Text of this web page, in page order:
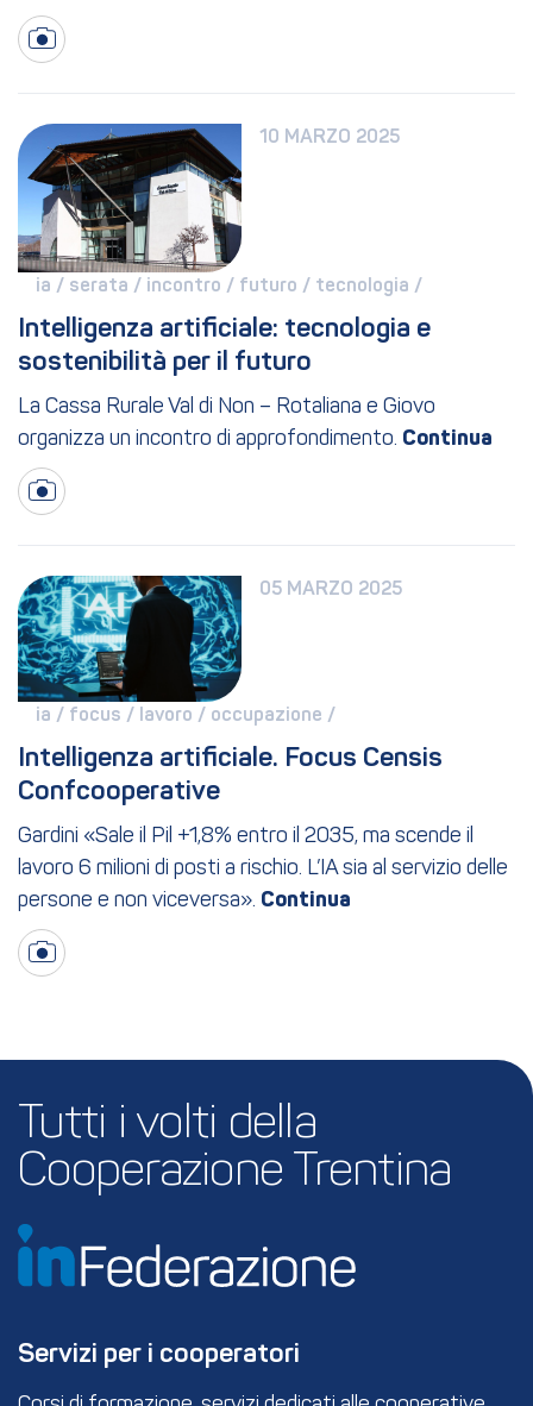
10 MARZO 2025
ia / serata / incontro / futuro / tecnologia /
Intelligenza artificiale: tecnologia e
sostenibilità per il futuro
La Cassa Rurale Val di Non – Rotaliana e Giovo
organizza un incontro di approfondimento.
05 MARZO 2025
ia / focus / lavoro / occupazione /
Intelligenza artificiale. Focus Censis
Confcooperative
Gardini «Sale il Pil +1,8% entro il 2035, ma scende il
lavoro 6 milioni di posti a rischio. L’IA sia al servizio delle
persone e non viceversa».
Tutti i volti della
Cooperazione Trentina
Servizi per i cooperatori